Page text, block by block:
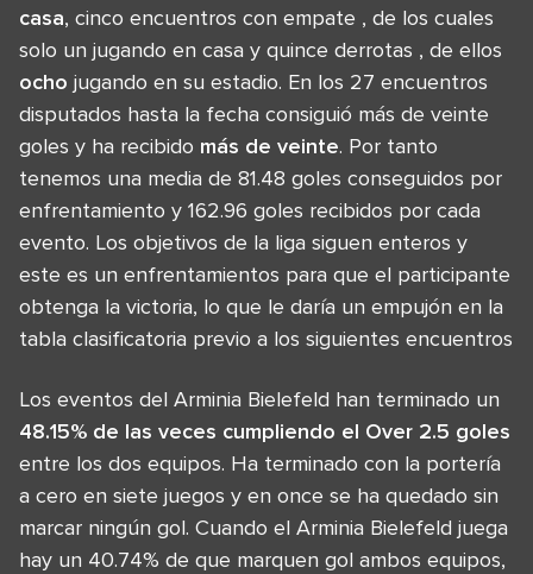
casa, cinco encuentros con empate , de los cuales
solo un jugando en casa y quince derrotas , de ellos
ocho jugando en su estadio. En los 27 encuentros
disputados hasta la fecha consiguió más de veinte
goles y ha recibido más de veinte. Por tanto
tenemos una media de 81.48 goles conseguidos por
enfrentamiento y 162.96 goles recibidos por cada
evento. Los objetivos de la liga siguen enteros y
este es un enfrentamientos para que el participante
obtenga la victoria, lo que le daría un empujón en la
tabla clasificatoria previo a los siguientes encuentros
Los eventos del Arminia Bielefeld han terminado un
48.15% de las veces cumpliendo el Over 2.5 goles
entre los dos equipos. Ha terminado con la portería
a cero en siete juegos y en once se ha quedado sin
marcar ningún gol. Cuando el Arminia Bielefeld juega
hay un 40.74% de que marquen gol ambos equipos,